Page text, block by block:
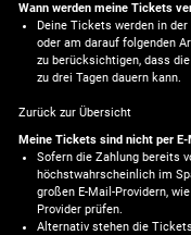
Wann werden meine Tickets
Deine Tickets werden in
oder am darauf folgenden
zu berücksichtigen, dass
zu drei Tagen dauern kann.
Zurück zur Übersicht
Meine Tickets sind nicht per
Sofern die Zahlung bereits
höchstwahrscheinlich im
großen E-Mail-Providern,
Provider prüfen.
Alternativ stehen die